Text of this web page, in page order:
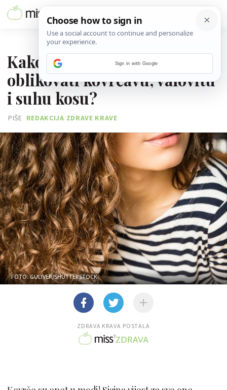
Kako pravilno oprati i
oblikovati kovrčavu, valovitu
i suhu kosu?
PIŠE REDAKCIJA ZDRAVE KRAVE
FOTO: GULIVER/SHUTTERSTOCK
ZDRAVA KRAVA POSTALA
Sign in with Google